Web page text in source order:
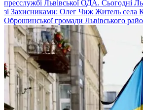
пресслужбі Львівської ОДА. Сьогодні
зі Захисниками: Олег Чиж Житель села
Оброшинської громади Львівського